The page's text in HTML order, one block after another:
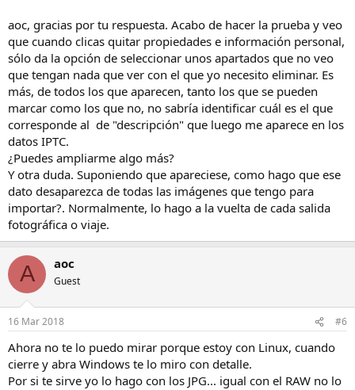
aoc, gracias por tu respuesta. Acabo de hacer la prueba y veo
que cuando clicas quitar propiedades e información personal,
sólo da la opción de seleccionar unos apartados que no veo
que tengan nada que ver con el que yo necesito eliminar. Es
más, de todos los que aparecen, tanto los que se pueden
marcar como los que no, no sabría identificar cuál es el que
corresponde al de "descripción" que luego me aparece en los
datos IPTC.
¿Puedes ampliarme algo más?
Y otra duda. Suponiendo que apareciese, como hago que ese
dato desaparezca de todas las imágenes que tengo para
importar?. Normalmente, lo hago a la vuelta de cada salida
fotográfica o viaje.
A aoc
Guest
16 Mar 2018 #6
Ahora no te lo puedo mirar porque estoy con Linux, cuando
cierre y abra Windows te lo miro con detalle.
Por si te sirve yo lo hago con los JPG... igual con el RAW no lo